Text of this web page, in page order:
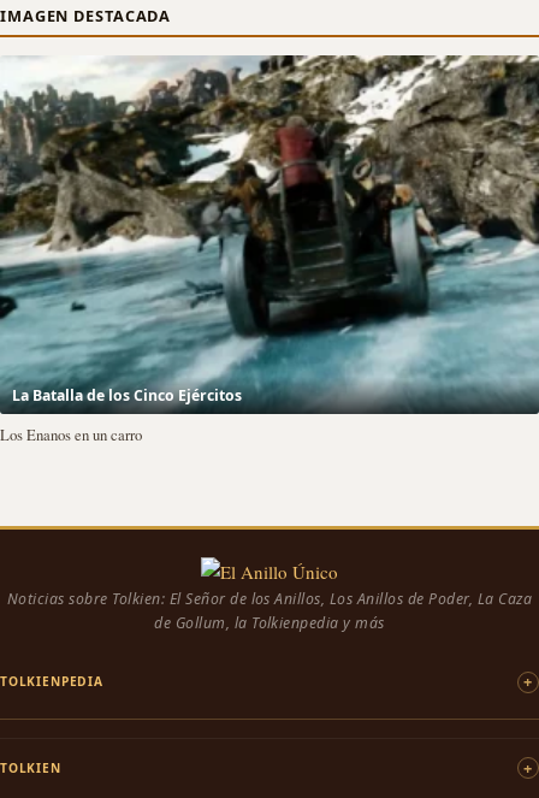
IMAGEN DESTACADA
La Batalla de los Cinco Ejércitos
Los Enanos en un carro
Noticias sobre Tolkien: El Señor de los Anillos, Los Anillos de Poder, La Caza
de Gollum, la Tolkienpedia y más
TOLKIENPEDIA
TOLKIEN